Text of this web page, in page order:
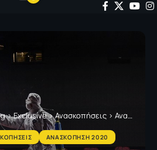
>Exclusive>Ανασκοπήσεις > Ανασκόπηση 2020
ΑΝΑΣΚΟΠΗΣΗ 2020